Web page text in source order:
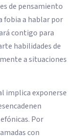
de pensamiento
fobia a hablar por
contigo para
habilidades de
a situaciones
implica exponerse
Por
con